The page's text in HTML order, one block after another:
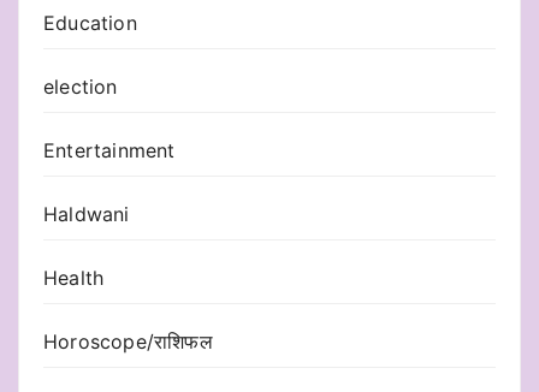
Education
election
Entertainment
Haldwani
Health
Horoscope/राशिफल